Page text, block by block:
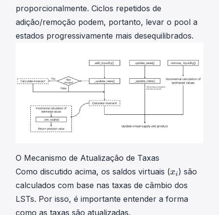
proporcionalmente. Ciclos repetidos de
adição/remoção podem, portanto, levar o pool a
estados progressivamente mais desequilibrados.
O Mecanismo de Atualização de Taxas
Como discutido acima, os saldos virtuais (x
i
_
xi ) são
calculados com base nas taxas de câmbio dos
LSTs. Por isso, é importante entender a forma
como as taxas são atualizadas.